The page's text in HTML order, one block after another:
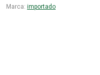
importado